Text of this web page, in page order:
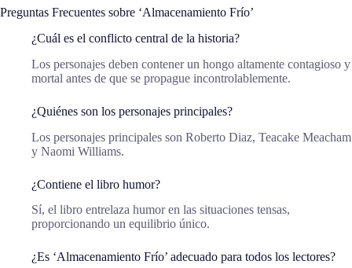
Preguntas Frecuentes sobre ‘Almacenamiento Frío’
¿Cuál es el conflicto central de la historia?
Los personajes deben contener un hongo altamente contagioso y
mortal antes de que se propague incontrolablemente.
¿Quiénes son los personajes principales?
Los personajes principales son Roberto Diaz, Teacake Meacham
y Naomi Williams.
¿Contiene el libro humor?
Sí, el libro entrelaza humor en las situaciones tensas,
proporcionando un equilibrio único.
¿Es ‘Almacenamiento Frío’ adecuado para todos los lectores?